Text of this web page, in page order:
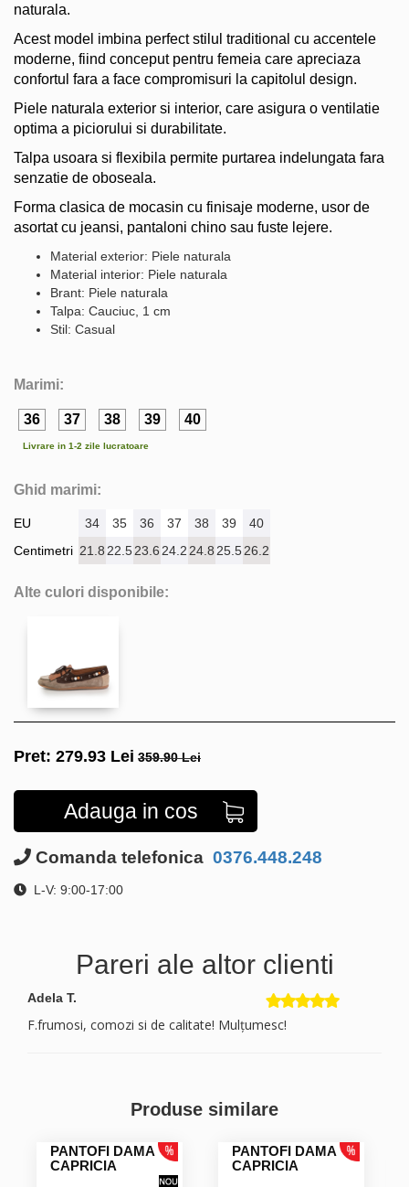
naturala.
Acest model imbina perfect stilul traditional cu accentele
moderne, fiind conceput pentru femeia care apreciaza
confortul fara a face compromisuri la capitolul design.
Piele naturala exterior si interior, care asigura o ventilatie
optima a piciorului si durabilitate.
Talpa usoara si flexibila permite purtarea indelungata fara
senzatie de oboseala.
Forma clasica de mocasin cu finisaje moderne, usor de
asortat cu jeansi, pantaloni chino sau fuste lejere.
Material exterior: Piele naturala
Material interior: Piele naturala
Brant: Piele naturala
Talpa: Cauciuc, 1 cm
Stil: Casual
Marimi:
36 37 38 39 40
Livrare in 1-2 zile lucratoare
Ghid marimi:
EU
Centimetri
34 35 36 37 38 39
40
21.8 22.523.6 24.2 24.8 25.526.2
Alte culori disponibile:
Pret: 279.93 Lei 359.90 Lei
Adauga in cos
Comanda telefonica 0376.448.248
L-V: 9:00-17:00
Pareri ale altor clienti
Adela T.
F.frumosi, comozi si de calitate! Mulțumesc!
Produse similare
PANTOFI DAMA
CAPRICIA
PANTOFI DAMA
CAPRICIA